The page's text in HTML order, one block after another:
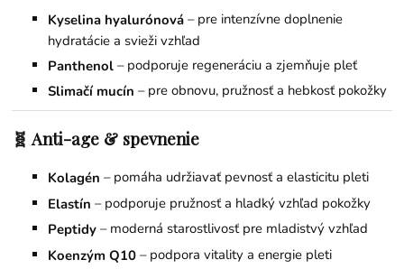
Kyselina hyalurónová – pre intenzívne doplnenie
hydratácie a svieži vzhľad
Panthenol – podporuje regeneráciu a zjemňuje pleť
Slimačí mucín – pre obnovu, pružnosť a hebkosť pokožky
🧬 Anti-age & spevnenie
Kolagén – pomáha udržiavať pevnosť a elasticitu pleti
Elastín – podporuje pružnosť a hladký vzhľad pokožky
Peptidy – moderná starostlivosť pre mladistvý vzhľad
Koenzým Q10 – podpora vitality a energie pleti